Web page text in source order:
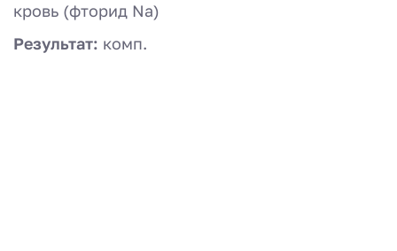
кровь (фторид Na)
Результат: комп.